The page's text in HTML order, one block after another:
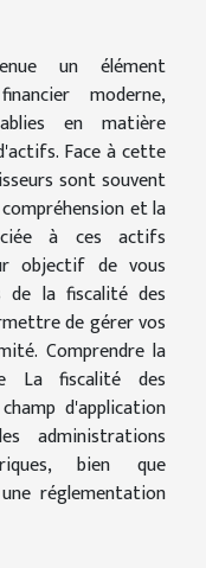
un élément
moderne,
en matière
Face à cette
sont souvent
et la
à ces actifs
objectif de vous
de la fiscalité des
de gérer vos
Comprendre la
La fiscalité des
d'application
administrations
bien que
réglementation